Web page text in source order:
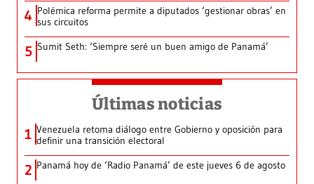
4 Polémica reforma permite a diputados ‘gestionar obras’ en
sus circuitos
5 Sumit Seth: ‘Siempre seré un buen amigo de Panamá’
Últimas noticias
1 Venezuela retoma diálogo entre Gobierno y oposición para
definir una transición electoral
2 Panamá hoy de ‘Radio Panamá’ de este jueves 6 de agosto